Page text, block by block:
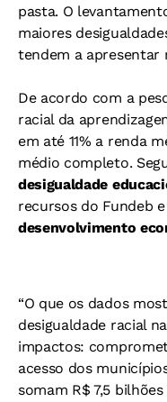
pasta. O
maiores
tendem a apresentar
De acordo com a
racial da
em até 11% a renda
médio completo.
desigualdade
recursos do Fundeb
desenvolvimento
“O que os dados
desigualdade racial
impactos:
acesso dos
somam R$ 7,5